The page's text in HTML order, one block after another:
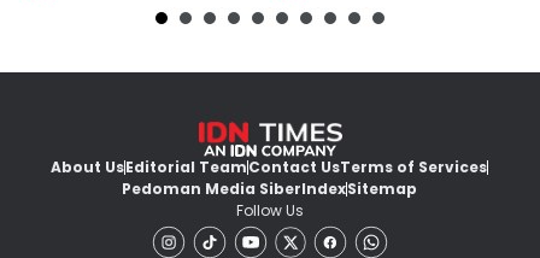
About UsEditorial TeamContact UsTerms of Services
Pedoman Media SiberIndexSitemap
Follow Us